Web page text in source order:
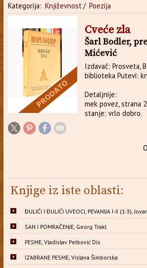
Kategorija: Književnost/ Poezija
Cveće zla
Šarl Bodler,
Mićević
Izdavač: Prosveta,
biblioteka Putevi:
Detaljnije:
mek povez, strana
stanje: vrlo dobro.
Knjige iz iste oblasti:
ĐULIĆI I ĐULIĆI UVEOCI, PEVANIJA I-II (1-3),
SAN I POMRAČENJE, Georg Trakl
PESME, Vladislav Petković Dis
IZABRANE PESME, Vislava Šimborska